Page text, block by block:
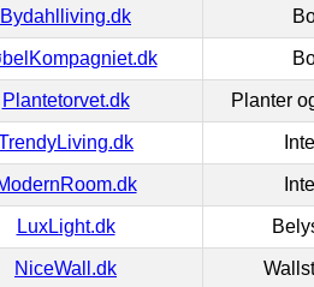
Bydahlliving.dk
Plantetorvet.dk Planter
LuxLight.dk
NiceWall.dk